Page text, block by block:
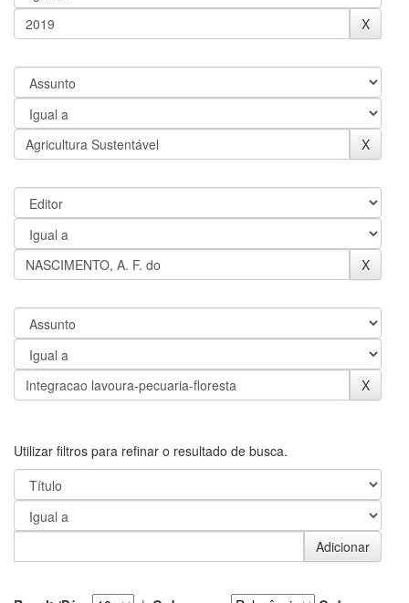
Utilizar filtros para refinar o resultado de busca.